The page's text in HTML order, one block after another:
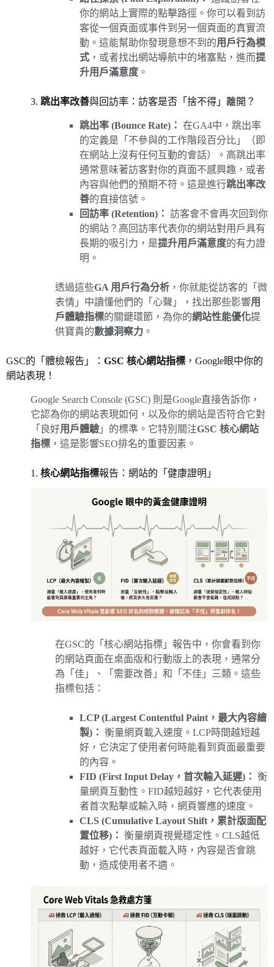
你的網站上實際的點擊路徑。你可以看到訪
客從一個頁面或事件到另一個頁面的真實流
動。這能幫助你發現意想不到的用戶行為模
式 ，或者找出網站導航中的堵塞點，進而提
升用戶滿意度 。
3. 跳出率改善與回訪率：訪客是否「捨不得」離開？
跳出率 (Bounce Rate)： 在GA4中，跳出率
的定義是「不參與的工作階段百分比」（即
在網站上沒有任何互動的會話）。高跳出率
通常意味著訪客對你的頁面不感興趣，或者
內容與他們的預期不符。這是進行跳出率改
善的直接信號。
回訪率 (Retention)： 訪客會不會再次回到你
的網站？高回訪率代表你的網站對用戶具有
長期的吸引力，是提升用戶滿意度的有力證
明。
透過這些GA 用戶行為分析 ，你就能從訪客的「微
表情」中讀懂他們的「心聲」，找出那些影響用
戶體驗指標的關鍵環節，為你的網站性能優化提
供寶貴的數據洞察力 。
GSC的「體檢報告」： GSC 核心網站指標 ，Google眼中你的
網站表現！
Google Search Console (GSC) 則是Google直接告訴你，
它認為你的網站表現如何，以及你的網站是否符合它對
「良好用戶體驗 」的標準。它特別關注GSC 核心網站
指標 ，這是影響SEO排名的重要因素。
1. 核心網站指標報告：網站的「健康證明」
在GSC的「核心網站指標」報告中，你會看到你
的網站頁面在桌面版和行動版上的表現，通常分
為「佳」、「需要改善」和「不佳」三類。這些
指標包括：
LCP (Largest Contentful Paint，最大內容繪
製)： 衡量網頁載入速度。LCP時間越短越
好，它決定了使用者何時能看到頁面最重要
的內容。
FID (First Input Delay，首次輸入延遲)： 衡
量網頁互動性。FID越短越好，它代表使用
者首次點擊或輸入時，網頁響應的速度。
CLS (Cumulative Layout Shift，累計版面配
置位移)： 衡量網頁視覺穩定性。CLS越低
越好，它代表頁面載入時，內容是否會跳
動，造成使用者不適。